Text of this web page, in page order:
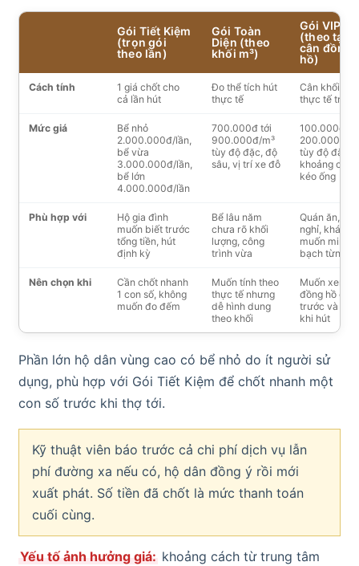
Gói Tiết Kiệm
(trọn gói
theo lần)
Gói Toàn
Diện (theo
khối m³)
Gói VIP
(theo tạ,
cân đồng
hồ)
Cách tính
1 giá chốt cho
cả lần hút
Đo thể tích hút
thực tế
Cân khối
thực tế trên
Mức giá
Bể nhỏ
2.000.000đ/lần,
bể vừa
3.000.000đ/lần,
bể lớn
4.000.000đ/lần
700.000đ tới
900.000đ/m³
tùy độ đặc, độ
sâu, vị trí xe đỗ
100.000đ tới
200.000đ/tạ
tùy độ đặc
khoảng cách
kéo ống
Phù hợp với
Hộ gia đình
muốn biết trước
tổng tiền, hút
định kỳ
Bể lâu năm
chưa rõ khối
lượng, công
trình vừa
Quán ăn, nhà
nghỉ, khách
muốn minh
bạch từng
Nên chọn khi
Cần chốt nhanh
1 con số, không
muốn đo đếm
Muốn tính theo
thực tế nhưng
dễ hình dung
theo khối
Muốn xem
đồng hồ cân
trước và sau
khi hút
Phần lớn hộ dân vùng cao có bể nhỏ do ít người sử
dụng, phù hợp với Gói Tiết Kiệm để chốt nhanh một
con số trước khi thợ tới.
Kỹ thuật viên báo trước cả chi phí dịch vụ lẫn
phí đường xa nếu có, hộ dân đồng ý rồi mới
xuất phát. Số tiền đã chốt là mức thanh toán
cuối cùng.
Yếu tố ảnh hưởng giá: khoảng cách từ trung tâm